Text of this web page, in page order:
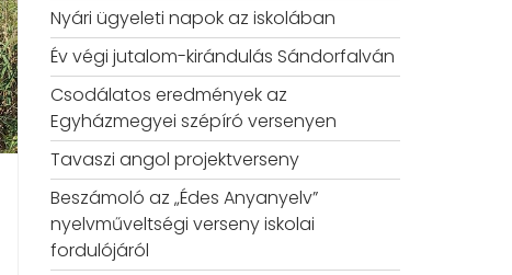
Nyári ügyeleti napok az iskolában
Év végi jutalom-kirándulás Sándorfalván
Csodálatos eredmények az
Egyházmegyei szépíró versenyen
Tavaszi angol projektverseny
Beszámoló az „Édes Anyanyelv”
nyelvműveltségi verseny iskolai
fordulójáról